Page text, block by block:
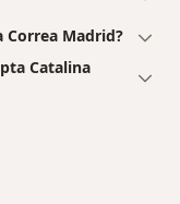
Correa Madrid?
Catalina